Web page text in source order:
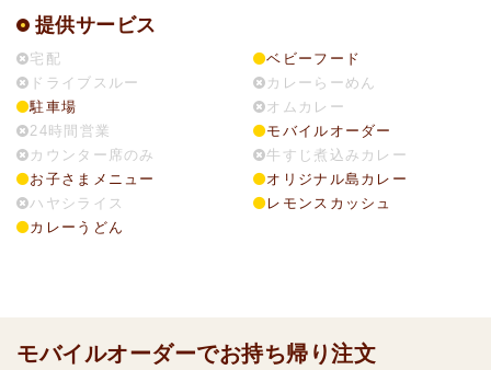
提供サービス
宅配
ドライブスルー
駐車場
24時間営業
カウンター席のみ
お子さまメニュー
ハヤシライス
カレーうどん
ベビーフード
カレーらーめん
オムカレー
モバイルオーダー
牛すじ煮込みカレー
オリジナル島カレー
レモンスカッシュ
モバイルオーダーでお持ち帰り注文